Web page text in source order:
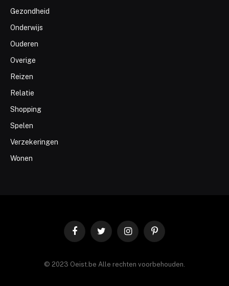
Gezondheid
Onderwijs
Ouderen
Overige
Reizen
Relatie
Shopping
Spelen
Verzekeringen
Wonen
FacebookTwitter InstagramPinterest
© 2023 Oeist.be Alle rechten voorbehouden.